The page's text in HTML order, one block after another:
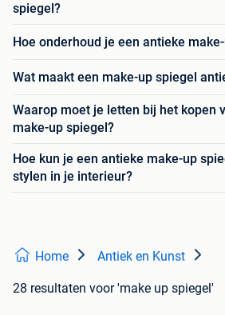
spiegel?
Hoe onderhoud je een antieke
Wat maakt een make-up spiegel
Waarop moet je letten bij het kopen
make-up spiegel?
Hoe kun je een antieke make-up
stylen in je interieur?
Home Antiek en Kunst
28 resultaten voor 'make up spiegel'